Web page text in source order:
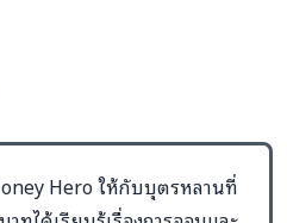
Hero ให้กับบุตรหลานที่